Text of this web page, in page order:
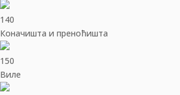
140
Коначишта и преноћишта
150
Виле